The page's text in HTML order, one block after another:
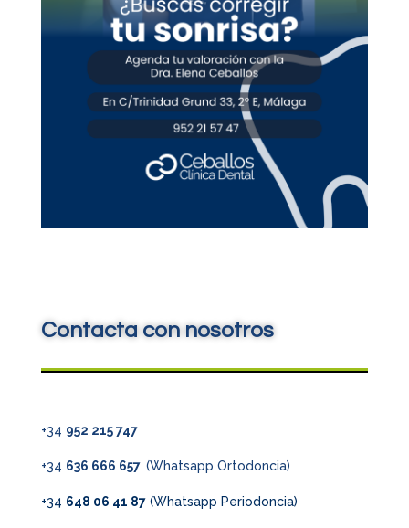
Contacta con nosotros
+34 952 215 747
+34 636 666 657 (Whatsapp Ortodoncia)
+34 648 06 41 87(Whatsapp Periodoncia)